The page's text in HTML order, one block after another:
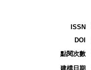
ISSN
DOI
點閱次數
建檔日期